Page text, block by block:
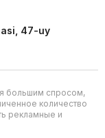
47-uy
большим спросом,
количество
рекламные и